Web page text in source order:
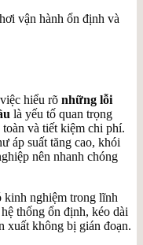
vận hành ổn định và
hiểu rõ những lỗi
là yếu tố quan trọng
và tiết kiệm chi phí.
áp suất tăng cao, khói
nên nhanh chóng
nghiệm trong lĩnh
thống ổn định, kéo dài
xuất không bị gián đoạn.